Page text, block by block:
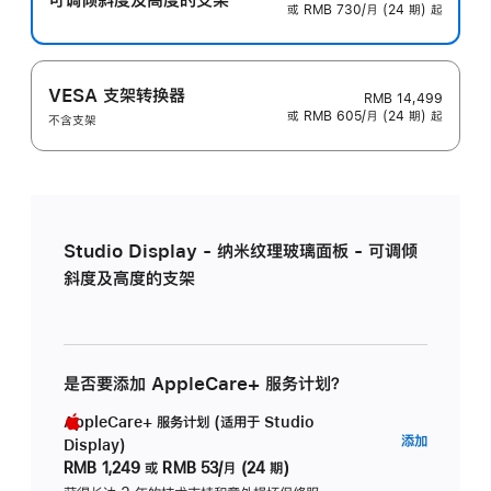
或 RMB 730/月 (24 期) 起
VESA 支架转换器
不含支架
RMB 14,499
或 RMB 605/月 (24 期) 起
Studio Display - 纳米纹理玻璃面板 - 可调倾
斜度及高度的支架
是否要添加 AppleCare+ 服务计划？
AppleCare+ 服务计划 (适用于 Studio
Display)
RMB 1,249 或 RMB 53/月 (24 期)
添加